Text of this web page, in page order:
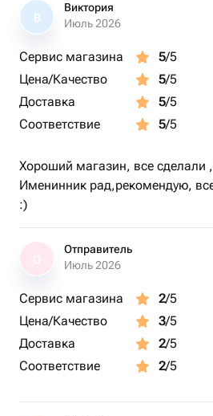
В
Виктория
Июль 2026
Сервис магазина 5/5
Цена/Качество
5/5
Доставка
5/5
Соответствие
5/5
Хороший магазин, все сделали
Именинник рад,рекомендую,
:)
Отправитель
Июль 2026
Сервис магазина 2/5
Цена/Качество
3/5
Доставка
2/5
Соответствие
2/5